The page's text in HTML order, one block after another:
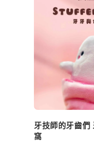
牙技師的牙齒們
窩